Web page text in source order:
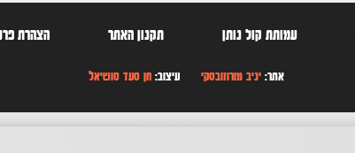
עמותת קול נותן תקנון האתר הצהרת
אתר:יניב מורוזובסקי עיצוב:חן סעד סושיאל